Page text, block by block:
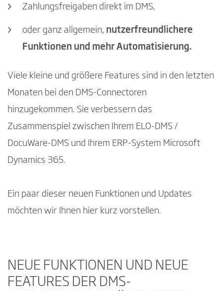
Zahlungsfreigaben direkt im DMS,
oder ganz allgemein, nutzerfreundlichere
Funktionen und mehr Automatisierung.
Viele kleine und größere Features sind in den letzten
Monaten bei den DMS-Connectoren
hinzugekommen. Sie verbessern das
Zusammenspiel zwischen Ihrem ELO-DMS /
DocuWare-DMS und Ihrem ERP-System Microsoft
Dynamics 365.
Ein paar dieser neuen Funktionen und Updates
möchten wir Ihnen hier kurz vorstellen.
NEUE FUNKTIONEN UND NEUE
FEATURES DER DMS-